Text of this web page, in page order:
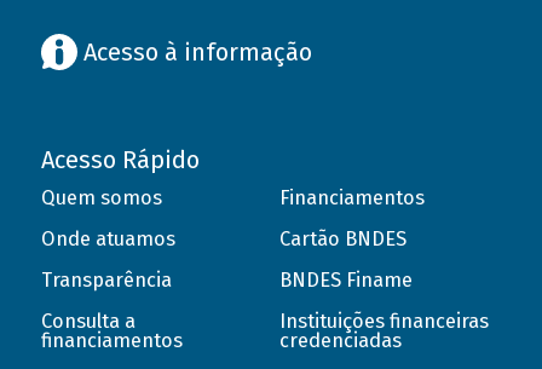
Acesso à informação
Acesso Rápido
Quem somos
Onde atuamos
Transparência
Consulta a
financiamentos
Financiamentos
Cartão BNDES
BNDES Finame
Instituições financeiras
credenciadas